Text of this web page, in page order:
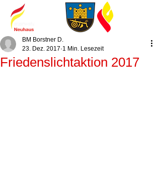
Friedenslichtaktion 2017
BM Borstner D.
23. Dez. 2017 1 Min. Lesezeit